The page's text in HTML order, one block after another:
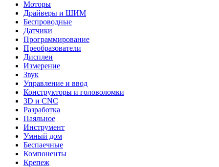
Моторы
Драйверы и ШИМ
Беспроводные
Датчики
Программирование
Преобразователи
Дисплеи
Измерение
Звук
Управление и ввод
Конструкторы и головоломки
3D и CNC
Разработка
Паяльное
Инструмент
Умный дом
Беспаечные
Компоненты
Крепеж